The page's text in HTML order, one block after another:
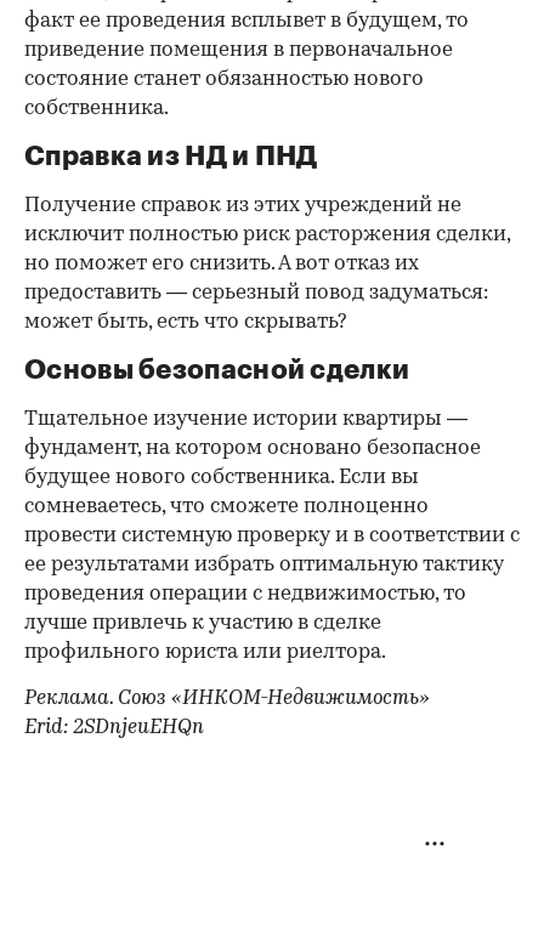
факт ее проведения всплывет в будущем, то
приведение помещения в первоначальное
состояние станет обязанностью нового
собственника.
Справка из НД и ПНД
Получение справок из этих учреждений не
исключит полностью риск расторжения сделки,
но поможет его снизить. А вот отказ их
предоставить — серьезный повод задуматься:
может быть, есть что скрывать?
Основы безопасной сделки
Тщательное изучение истории квартиры —
фундамент, на котором основано безопасное
будущее нового собственника. Если вы
сомневаетесь, что сможете полноценно
провести системную проверку и в соответствии с
ее результатами избрать оптимальную тактику
проведения операции с недвижимостью, то
лучше привлечь к участию в сделке
профильного юриста или риелтора.
Реклама. Союз «ИНКОМ-Недвижимость»
Erid: 2SDnjeuEHQn